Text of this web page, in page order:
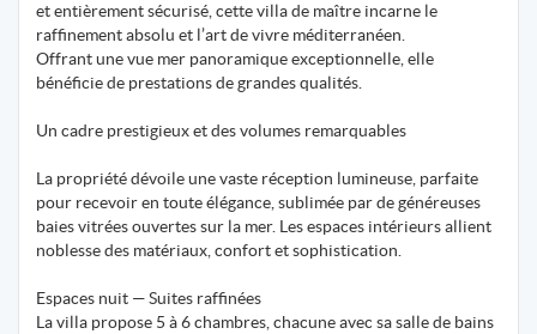
et entièrement sécurisé, cette villa de maître incarne le
raffinement absolu et l’art de vivre méditerranéen.
Offrant une vue mer panoramique exceptionnelle, elle
bénéficie de prestations de grandes qualités.
Un cadre prestigieux et des volumes remarquables
La propriété dévoile une vaste réception lumineuse, parfaite
pour recevoir en toute élégance, sublimée par de généreuses
baies vitrées ouvertes sur la mer. Les espaces intérieurs allient
noblesse des matériaux, confort et sophistication.
Espaces nuit — Suites raffinées
La villa propose 5 à 6 chambres, chacune avec sa salle de bains